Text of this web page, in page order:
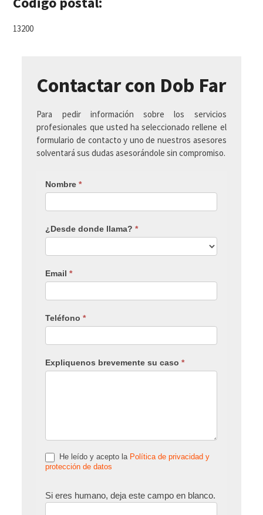
13200
Contactar con Dob Far
Para pedir información sobre los servicios
profesionales que usted ha seleccionado rellene el
formulario de contacto y uno de nuestros asesores
solventará sus dudas asesorándole sin compromiso.
Nombre*
¿Desde donde llama?*
Email*
Teléfono*
Expliquenos brevemente su caso*
He leído y acepto la Política de privacidad y
protección de datos
Si eres humano, deja este campo en blanco.